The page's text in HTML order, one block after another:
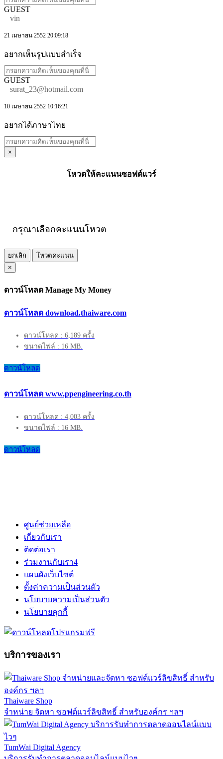
GUEST
vin
21 เมษายน 2552 20:09:18
อยากเห็นรูปแบบสำเร็จ
GUEST
surat_23@hotmail.com
10 เมษายน 2552 10:16:21
อยากได้ภาษาไทย
×
โหวตให้คะแนนซอฟต์แวร์
กรุณาเลือกคะแนนโหวต
ยกเลิก
โหวตคะแนน
×
ดาวน์โหลด Manage My Money
ดาวน์โหลด download.thaiware.com
ดาวน์โหลด : 6,189 ครั้ง
ขนาดไฟล์ : 16 MB.
ดาวน์โหลด
ดาวน์โหลด www.ppengineering.co.th
ดาวน์โหลด : 4,003 ครั้ง
ขนาดไฟล์ : 16 MB.
ดาวน์โหลด
ศูนย์ช่วยเหลือ
เกี่ยวกับเรา
ติดต่อเรา
ร่วมงานกับเรา4
แผนผังเว็บไซต์
ตั้งค่าความเป็นส่วนตัว
นโยบายความเป็นส่วนตัว
นโยบายคุกกี้
บริการของเรา
Thaiware Shop
จำหน่าย จัดหา ซอฟต์แวร์ลิขสิทธิ์ สำหรับองค์กร ฯลฯ
TumWai Digital Agency